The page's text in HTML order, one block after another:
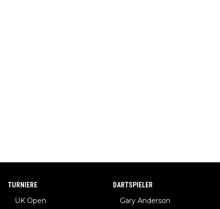
TURNIERE
UK Open
DARTSPIELER
Gary Anderson